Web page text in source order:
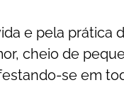
e pela prática
cheio de
se em